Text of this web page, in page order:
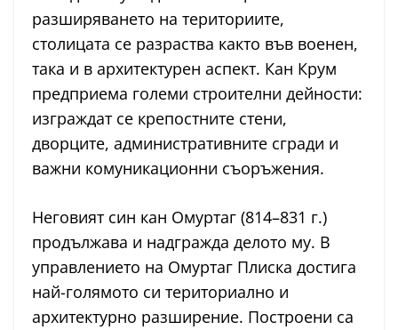
разширяването на териториите,
столицата се разраства както във военен,
така и в архитектурен аспект. Кан Крум
предприема големи строителни дейности:
изграждат се крепостните стени,
дворците, административните сгради и
важни комуникационни съоръжения.
Неговият син кан Омуртаг (814–831 г.)
продължава и надгражда делото му. В
управлението на Омуртаг Плиска достига
най-голямото си териториално и
архитектурно разширение. Построени са